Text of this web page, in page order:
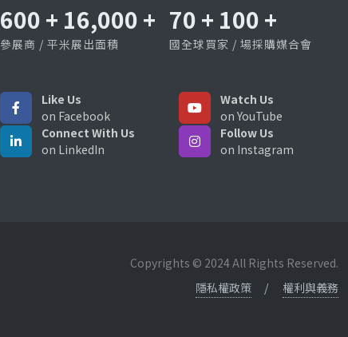
600 + 16,000 +
參展商 / 平米展出面積
70 + 100 +
國全球買家 / 場採購媒合會
Like Us
on Facebook
Watch Us
on YouTube
Connect With Us
on LinkedIn
Follow Us
on Instagram
Copyrights © 2024 All Rights Reserved.
隱私權政策
權利與義務